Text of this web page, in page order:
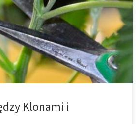
czy wiele, istnieją dwa główne
Można tego dokonać poprzez
Obydwa mają swoje zalety i wady.
uprawy marihuany może zależeć od kilku
jest to, jaki […]
Klonami i